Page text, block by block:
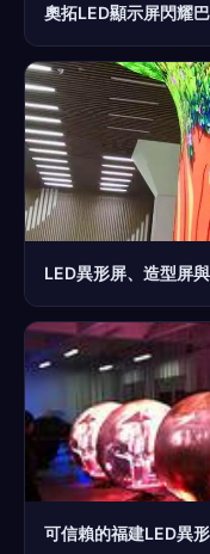
奧拓LED顯示屏閃耀
可信賴的福建LED異